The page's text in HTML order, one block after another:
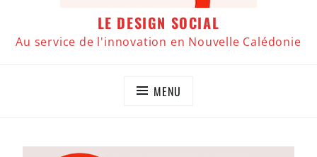
LE DESIGN SOCIAL
Au service de l'innovation en Nouvelle Calédonie
MENU